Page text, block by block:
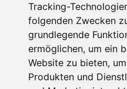
Tracking-
folgenden Zwecken
grundlegende
ermöglichen, um ein
Website zu bieten,
Produkten und
Die Schneehoehen Ski
Muss für alle